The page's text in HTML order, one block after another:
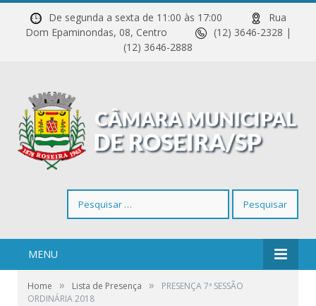
De segunda a sexta de 11:00 às 17:00
Rua
Dom Epaminondas, 08, Centro
(12) 3646-2328 |
(12) 3646-2888
por:
MENU
Home » Lista de Presença »
PRESENÇA 7ª SESSÃO
ORDINÁRIA 2018